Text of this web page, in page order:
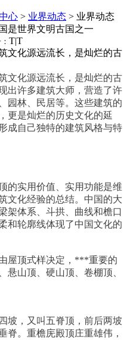
心 > 业界动态 > 业界动态
是世界文明古国之一
T|T
文化源远流长，是灿烂的古
文化源远流长，是灿烂的古
出许多建筑大师，营造了许
园林、民居等。这些建筑的
更是灿烂的历史文化的延
成自己独特的建筑风格与特
实用价值、实用功能是维
文化经验的总结。中国的大
架体系、斗拱、曲线和檐口
和轮廓线体现了中国文化的
顶式样决定，***重要的
悬山顶、硬山顶、卷棚顶、
，又叫五脊顶，前后两坡
脊。重檐庑殿顶庄重雄伟，